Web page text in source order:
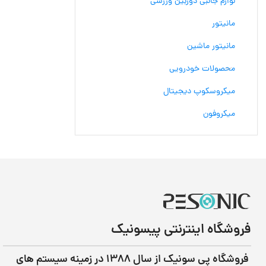
مانیتور
مانیتور ماشین
محصولات خودرویی
میکروسکوپ دیجیتال
میکروفون
فروشگاه اینترنتی پیسونیک
فروشگاه پی سونیک از سال ۱۳۸۸ در زمینه سیستم های